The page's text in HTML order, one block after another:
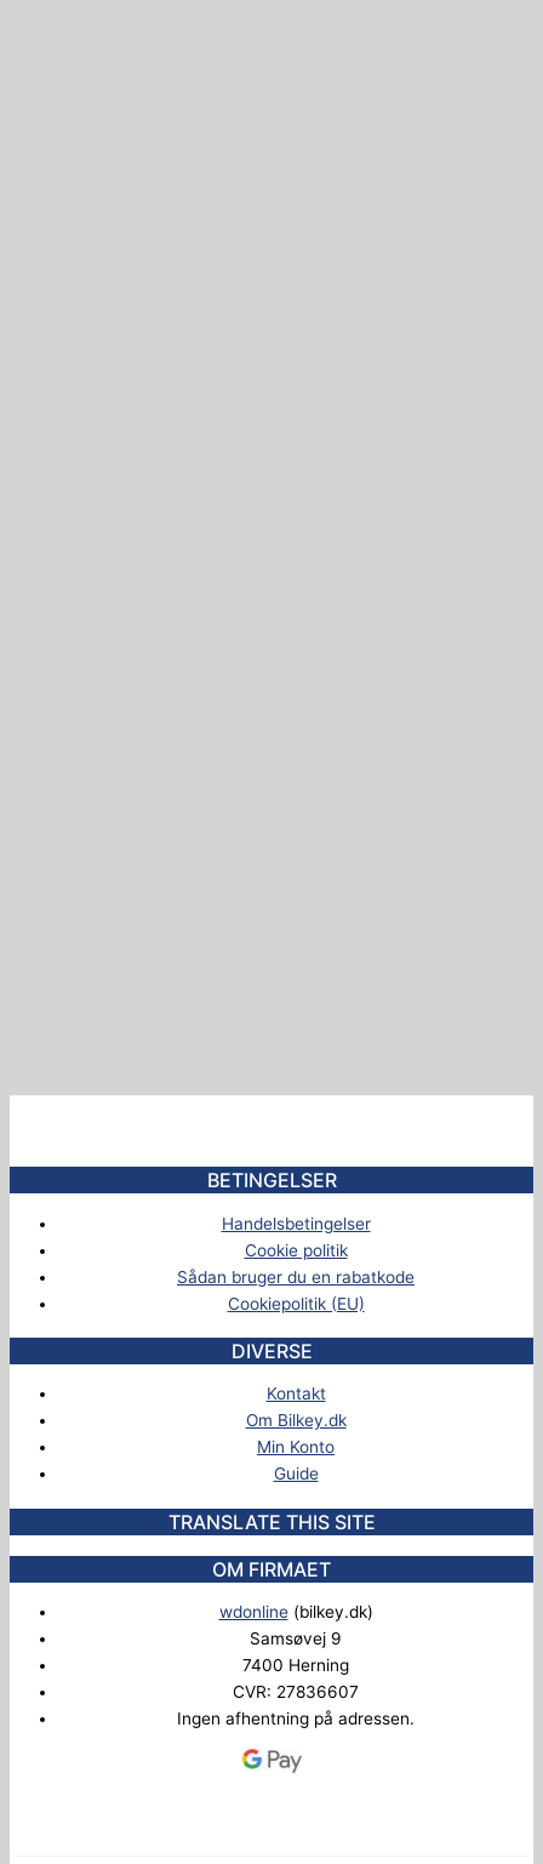
BETINGELSER
Handelsbetingelser
Cookie politik
Sådan bruger du en rabatkode
Cookiepolitik (EU)
DIVERSE
Kontakt
Om Bilkey.dk
Min Konto
Guide
TRANSLATE THIS SITE
OM FIRMAET
wdonline(bilkey.dk)
Samsøvej 9
7400 Herning
CVR: 27836607
Ingen afhentning på adressen.